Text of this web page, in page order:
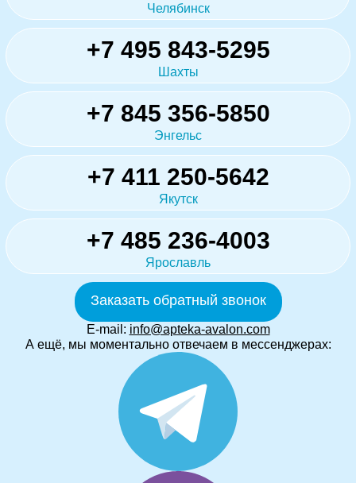
Челябинск
+7 495 843-5295
Шахты
+7 845 356-5850
Энгельс
+7 411 250-5642
Якутск
+7 485 236-4003
Ярославль
Заказать обратный звонок
E-mail: info@apteka-avalon.com
А ещё, мы моментально отвечаем в мессенджерах: